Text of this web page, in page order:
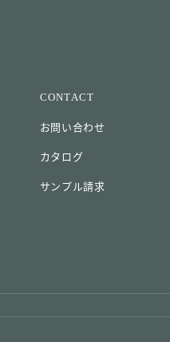
CONTACT
お問い合わせ
カタログ
サンプル請求